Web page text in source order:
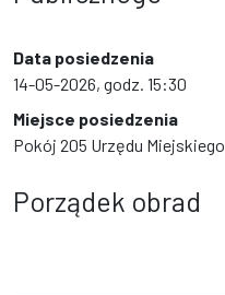
Data posiedzenia
14-05-2026, godz. 15:30
Miejsce posiedzenia
Pokój 205 Urzędu Miejskiego
Porządek obrad